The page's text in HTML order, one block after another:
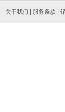
关于我们 服务条款